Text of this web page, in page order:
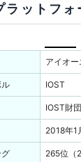
な用途は何で
ロックチェー
テーキングで
外の仮想通貨
する日本語の
ットフ
アイオ
IOST
IOST財
2018年1
265位（